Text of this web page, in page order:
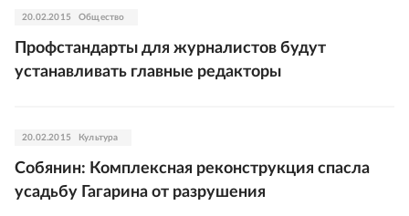
20.02.2015 Общество
Профстандарты для журналистов будут
устанавливать главные редакторы
20.02.2015 Культура
Собянин: Комплексная реконструкция спасла
усадьбу Гагарина от разрушения